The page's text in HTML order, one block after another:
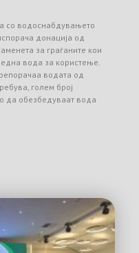
со водоснабдувањето
донација од
за граѓаните кои
вода за користење.
водата од
голем број
да обезбедуваат вода